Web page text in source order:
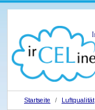
Startseite Luftqualität